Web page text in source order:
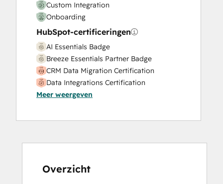
Custom Integration
Onboarding
HubSpot-certificeringen
AI Essentials Badge
Breeze Essentials Partner Badge
CRM Data Migration Certification
Data Integrations Certification
HubSpot Architecture I: Data Models and
HubSpot CMS for Developers II
HubSpot Implementation for Partners
Certification
Meer weergeven
Overzicht